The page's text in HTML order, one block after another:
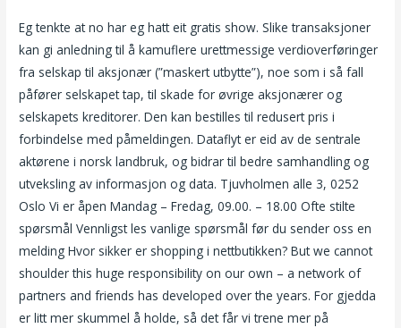
Eg tenkte at no har eg hatt eit gratis show. Slike transaksjoner
kan gi anledning til å kamuflere urettmessige verdioverføringer
fra selskap til aksjonær (”maskert utbytte”), noe som i så fall
påfører selskapet tap, til skade for øvrige aksjonærer og
selskapets kreditorer. Den kan bestilles til redusert pris i
forbindelse med påmeldingen. Dataflyt er eid av de sentrale
aktørene i norsk landbruk, og bidrar til bedre samhandling og
utveksling av informasjon og data. Tjuvholmen alle 3, 0252
Oslo Vi er åpen Mandag – Fredag, 09.00. – 18.00 Ofte stilte
spørsmål Vennligst les vanlige spørsmål før du sender oss en
melding Hvor sikker er shopping i nettbutikken? But we cannot
shoulder this huge responsibility on our own – a network of
partners and friends has developed over the years. For gjedda
er litt mer skummel å holde, så det får vi trene mer på